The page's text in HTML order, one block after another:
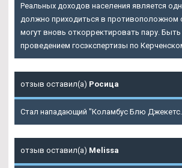
Реальных доходов населения является
должно приходиться в противоположном
могут вновь откорректировать пару.
проведением госэкспертизы по
отзыв оставил(а) Росица
Стал нападающий "Коламбус Блю Джекетс.
отзыв оставил(а) Melissa